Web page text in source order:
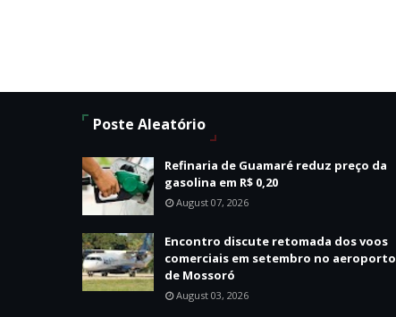
Poste Aleatório
Refinaria de Guamaré reduz preço da
gasolina em R$ 0,20
August 07, 2026
Encontro discute retomada dos voos
comerciais em setembro no aeroporto
de Mossoró
August 03, 2026